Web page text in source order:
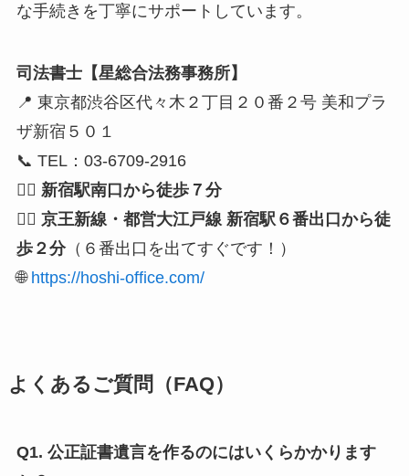
な手続きを丁寧にサポートしています。
司法書士【星総合法務事務所】
📍 東京都渋谷区代々木２丁目２０番２号 美和プラ
ザ新宿５０１
📞 TEL：03-6709-2916
🚶‍♂️ 新宿駅南口から徒歩７分
🚶‍♂️ 京王新線・都営大江戸線 新宿駅６番出口から徒
歩２分（６番出口を出てすぐです！）
🌐 https://hoshi-office.com/
よくあるご質問（FAQ）
Q1. 公正証書遺言を作るのにはいくらかかります